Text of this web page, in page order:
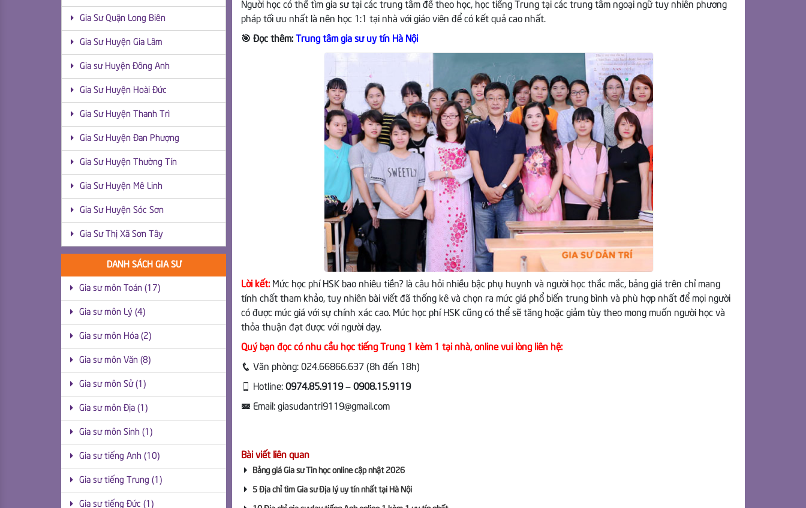
Người học có thể tìm gia sư tại các trung tâm để theo học, học tiếng Trung tại các trung tâm ngoại ngữ tuy nhiên phương
pháp tối ưu nhất là nên học 1:1 tại nhà với giáo viên để có kết quả cao nhất.
🎯 Đọc thêm: Trung tâm gia sư uy tín Hà Nội
Lời kết: Mức học phí HSK bao nhiêu tiền? là câu hỏi nhiều bậc phụ huynh và người học thắc mắc, bảng giá trên chỉ mang
tính chất tham khảo, tuy nhiên bài viết đã thống kê và chọn ra mức giá phổ biến trung bình và phù hợp nhất để mọi người
có được mức giá với sự chính xác cao. Mức học phí HSK cũng có thể sẽ tăng hoặc giảm tùy theo mong muốn người học và
thỏa thuận đạt được với người dạy.
Quý bạn đọc có nhu cầu học tiếng Trung 1 kèm 1 tại nhà, online vui lòng liên hệ:
Văn phòng: 024.66866.637 (8h đến 18h)
Hotline: 0974.85.9119 – 0908.15.9119
Email: giasudantri9119@gmail.com
Bài viết liên quan
Bảng giá Gia sư Tin học online cập nhật 2026
5 Địa chỉ tìm Gia sư Địa lý uy tín nhất tại Hà Nội
Gia Sư Quận Long Biên
Gia Sư Huyện Gia Lâm
Gia sư Huyện Đông Anh
Gia Sư Huyện Hoài Đức
Gia Sư Huyện Thanh Trì
Gia Sư Huyện Đan Phượng
Gia Sư Huyện Thường Tín
Gia Sư Huyện Mê Linh
Gia Sư Huyện Sóc Sơn
Gia Sư Thị Xã Sơn Tây
DANH SÁCH GIA SƯ
Gia sư môn Toán (17)
Gia sư môn Lý (4)
Gia sư môn Hóa (2)
Gia sư môn Văn (8)
Gia sư môn Sử (1)
Gia sư môn Địa (1)
Gia sư môn Sinh (1)
Gia sư tiếng Anh (10)
Gia sư tiếng Trung (1)
Gia sư tiếng Đức (1)